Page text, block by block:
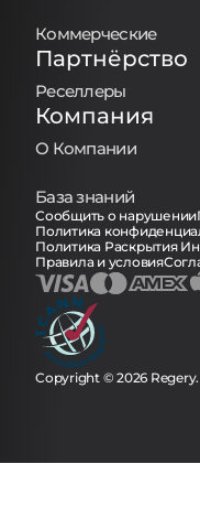
Коммерческие
Партнёрство
Реселлеры
Компания
О Компании
База знаний
Сообщить о нарушении
Политика
Политика Раскрытия
Правила и условия
Copyright © 2026